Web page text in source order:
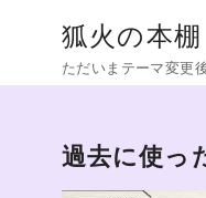
狐火の本棚
ただいまテーマ変更
過去に使っ